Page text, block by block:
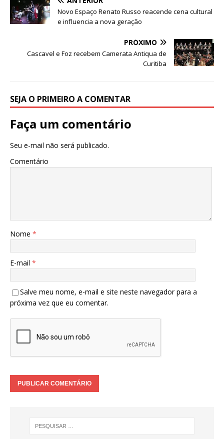
p
p
o
o
n
Novo Espaço Renato Russo reacende cena cultural
e influencia a nova geração
PRÓXIMO
Cascavel e Foz recebem Camerata Antiqua de
Curitiba
SEJA O PRIMEIRO A COMENTAR
Faça um comentário
Seu e-mail não será publicado.
Comentário
Nome *
E-mail *
Salve meu nome, e-mail e site neste navegador para a
próxima vez que eu comentar.